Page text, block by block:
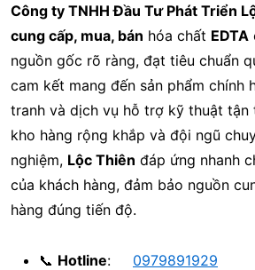
Công ty TNHH Đầu Tư Phát Triển
cung cấp, mua, bán hóa chất EDTA
nguồn gốc rõ ràng, đạt tiêu chuẩn
cam kết mang đến sản phẩm chính
tranh và dịch vụ hỗ trợ kỹ thuật tận
kho hàng rộng khắp và đội ngũ
nghiệm, Lộc Thiên đáp ứng nhanh
của khách hàng, đảm bảo nguồn
hàng đúng tiến độ.
📞 Hotline: 0979891929